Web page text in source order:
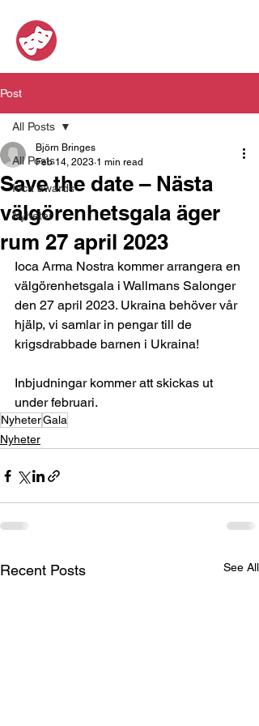
Post
All Posts
Ioca awards
Nyheter
All Posts
Save the date – Nästa
välgörenhetsgala äger
rum 27 april 2023
Björn Bringes
Feb 14, 2023 1 min read
Ioca Arma Nostra kommer arrangera en
välgörenhetsgala i Wallmans Salonger
den 27 april 2023. Ukraina behöver vår
hjälp, vi samlar in pengar till de
krigsdrabbade barnen i Ukraina!
Inbjudningar kommer att skickas ut
under februari.
NyheterGala
Nyheter
Recent Posts See All